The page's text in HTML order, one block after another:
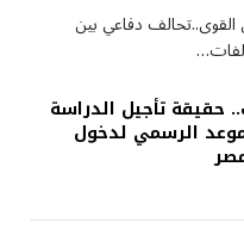
القوى..تحالف دفاعي بين
حقيقة تأجيل الدراسة
والموعد الرسمي لدخول